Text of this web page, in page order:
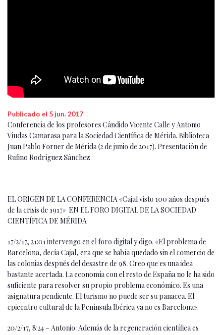
Publicado el 5 jun. 2017
Conferencia de los profesores Cándido Vicente Calle y Antonio
Viudas Camarasa para la Sociedad Científica de Mérida. Biblioteca
Juan Pablo Forner de Mérida (2 de junio de 2017). Presentación de
Rufino Rodríguez Sánchez
EL ORIGEN DE LA CONFERENCIA «Cajal visto 100 años después
de la crisis de 1917» EN EL FORO DIGITAL DE LA SOCIEDAD
CIENTÍFICA DE MÉRIDA
17/2/17, 21:01 intervengo en el foro digital y digo. «El problema de
Barcelona, decía Cajal, era que se había quedado sin el comercio de
las colonias después del desastre de 98. Creo que es una idea
bastante acertada. La economía con el resto de España no le ha sido
suficiente para resolver su propio problema económico. Es una
asignatura pendiente. El turismo no puede ser su panacea. El
epicentro cultural de la Península Ibérica ya no es Barcelona».
20/2/17, 8:24 – Antonio: Además de la regeneración científica es